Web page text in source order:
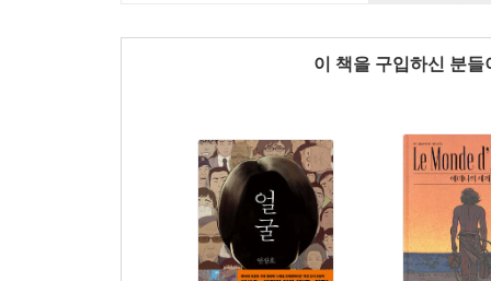
이 책을 구입하신 분